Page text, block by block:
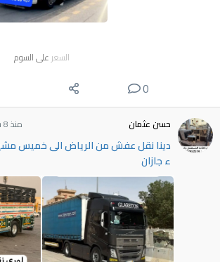
السعر على السوم
0
حسن عثمان منذ 8 ساعات
ء جازان